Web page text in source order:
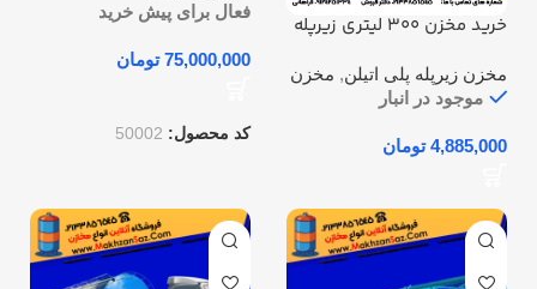
خرید مخزن 300 لیتری زیرپله
و مقاوم
مخزن زیرپله پلی اتیلن, مخزن
موجود در انبار
تومان
فعال برای پیش خرید
تومان
کد محصول: 50002